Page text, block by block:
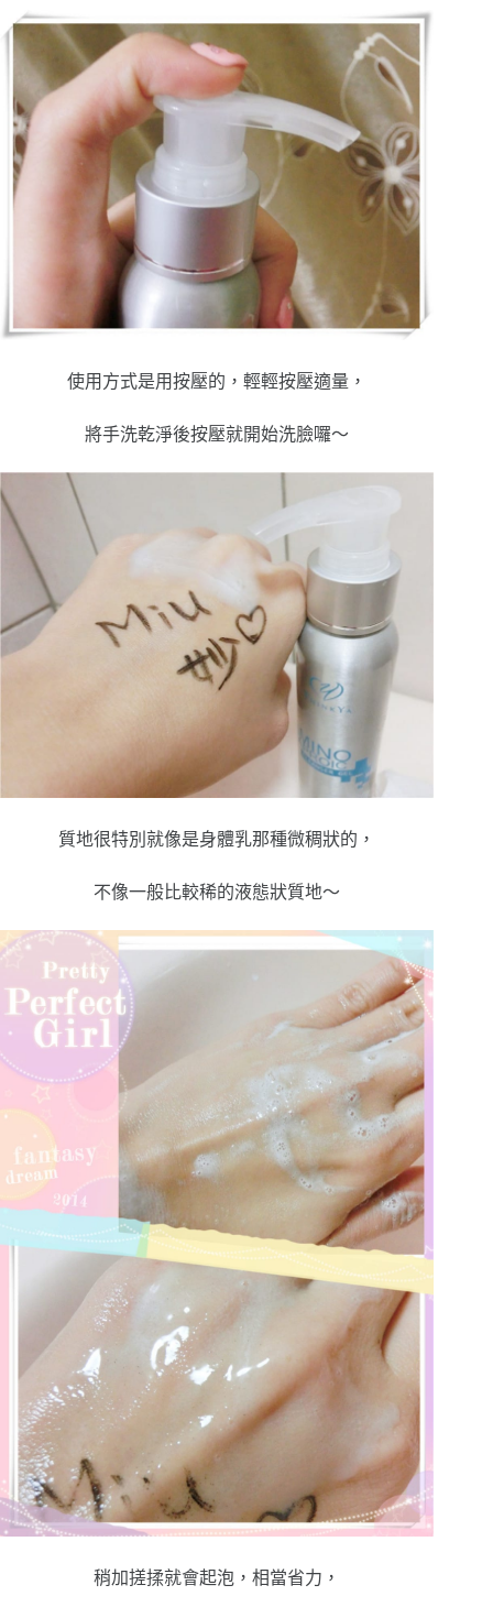
使用方式是用按壓的，輕輕按壓適量，
將手洗乾淨後按壓就開始洗臉囉～
質地很特別就像是身體乳那種微稠狀的，
不像一般比較稀的液態狀質地～
稍加搓揉就會起泡，相當省力，